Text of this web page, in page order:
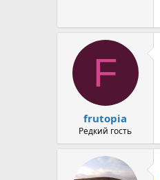
F
frutopia
Редкий гость